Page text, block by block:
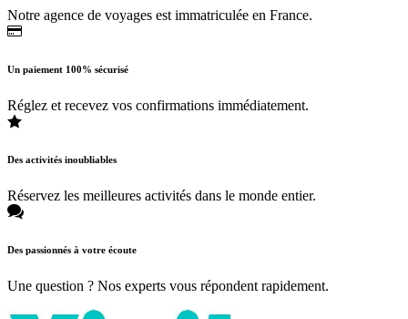
Notre agence de voyages est immatriculée en France.
Un paiement 100% sécurisé
Réglez et recevez vos confirmations immédiatement.
Des activités inoubliables
Réservez les meilleures activités dans le monde entier.
Des passionnés à votre écoute
Une question ? Nos experts vous répondent rapidement.